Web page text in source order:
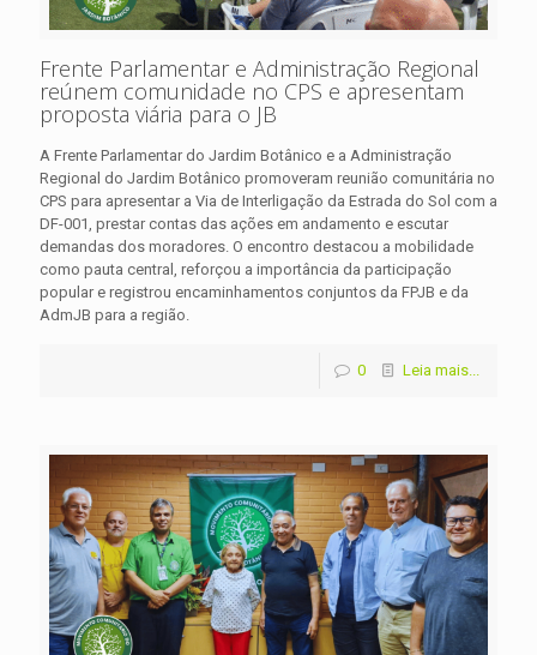
Frente Parlamentar e Administração Regional
reúnem comunidade no CPS e apresentam
proposta viária para o JB
A Frente Parlamentar do Jardim Botânico e a Administração
Regional do Jardim Botânico promoveram reunião comunitária no
CPS para apresentar a Via de Interligação da Estrada do Sol com a
DF-001, prestar contas das ações em andamento e escutar
demandas dos moradores. O encontro destacou a mobilidade
como pauta central, reforçou a importância da participação
popular e registrou encaminhamentos conjuntos da FPJB e da
AdmJB para a região.
0 Leia mais...